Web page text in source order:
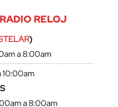
RELOJ
)
a 8:00am
10:00am
a 8:00am